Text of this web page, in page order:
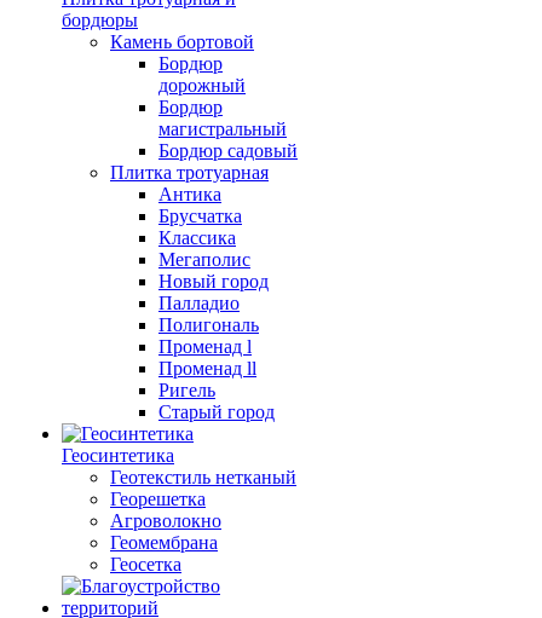
бордюры
Камень бортовой
Бордюр
дорожный
Бордюр
магистральный
Бордюр садовый
Плитка тротуарная
Антика
Брусчатка
Классика
Мегаполис
Новый город
Палладио
Полигональ
Променад l
Променад ll
Ригель
Старый город
Геосинтетика
Геотекстиль нетканый
Георешетка
Агроволокно
Геомембрана
Геосетка